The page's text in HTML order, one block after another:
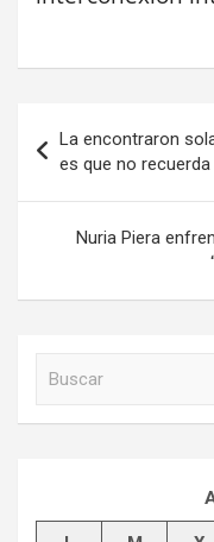
de
entradas
La encontraron
es que no
Nuria Piera